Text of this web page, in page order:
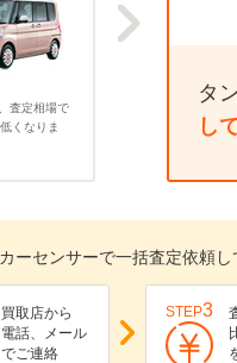
査定相場で
くなりま
タ
し
ーセンサーで一括査定依頼
買取店から
電話、メール
でご連絡
STEP3